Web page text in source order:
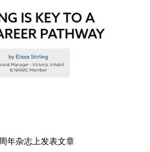
年杂志上发表文章